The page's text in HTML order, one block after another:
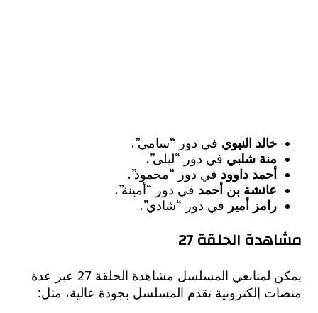
خالد النبويفي دور “سامي”.
منة شلبيفي دور “ليلى”.
أحمد داوودفي دور “محمود”.
عائشة بن أحمدفي دور “أمينة”.
رامز أمير في دور “شادي”.
الحلقة 27
يمكن لمتابعي المسلسل مشاهدة الحلقة 27 عبر عدة
إلكترونية تقدم المسلسل بجودة عالية، مثل: